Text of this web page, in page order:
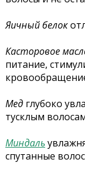
Яичный белок
Касторовое
питание,
Медглубоко
тусклым
Миндаль
спутанные